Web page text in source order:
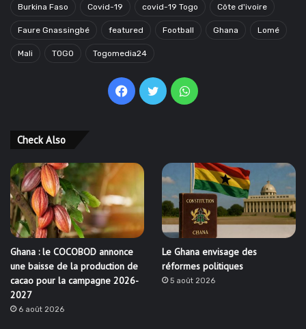
Burkina Faso Covid-19 covid-19 Togo Côte d'ivoire
Faure Gnassingbé featured Football Ghana Lomé
Mali TOGO Togomedia24
Facebook
TwitterWhatsApp
Check Also
Ghana : le COCOBOD annonce
une baisse de la production de
cacao pour la campagne 2026-
2027
6 août 2026
Le Ghana envisage des
réformes politiques
5 août 2026